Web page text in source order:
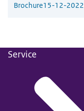
Brochure15-12-2022
Service